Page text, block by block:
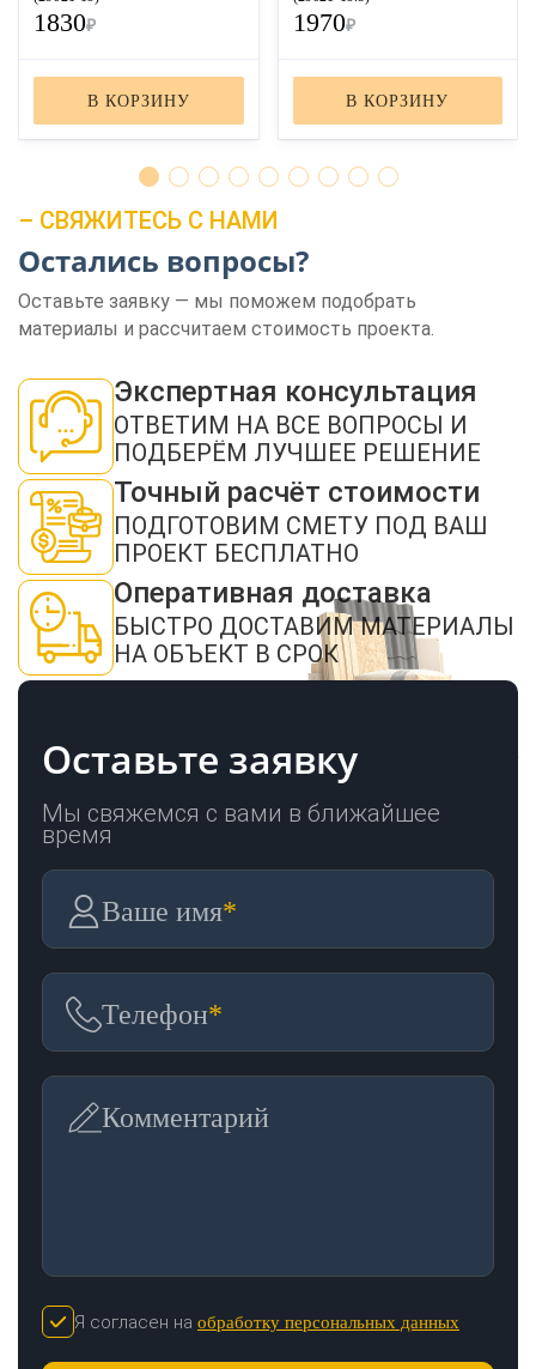
1830₽
В КОРЗИНУ
1970₽
В КОРЗИНУ
– СВЯЖИТЕСЬ С НАМИ
Остались вопросы?
Оставьте заявку — мы поможем подобрать
материалы и рассчитаем стоимость проекта.
Экспертная консультация
ОТВЕТИМ НА ВСЕ ВОПРОСЫ И
ПОДБЕРЁМ ЛУЧШЕЕ РЕШЕНИЕ
Точный расчёт стоимости
ПОДГОТОВИМ СМЕТУ ПОД ВАШ
ПРОЕКТ БЕСПЛАТНО
Оперативная доставка
БЫСТРО ДОСТАВИМ МАТЕРИАЛЫ
НА ОБЪЕКТ В СРОК
Оставьте заявку
Мы свяжемся с вами в ближайшее
время
Ваше имя*
Телефон*
Комментарий
Я согласен на обработку персональных данных
ЗАКАЗАТЬ ЗВОНОК
Нажимая кнопку "Отправить", я даю своё согласие на обработку моих
персональных данных в соответствии с ФЗ от 27.07.2006 № 152-ФЗ "О
персональных данных", на условиях и для целей, определенных в
конфиденциальности
ОТПРАВИТЬ